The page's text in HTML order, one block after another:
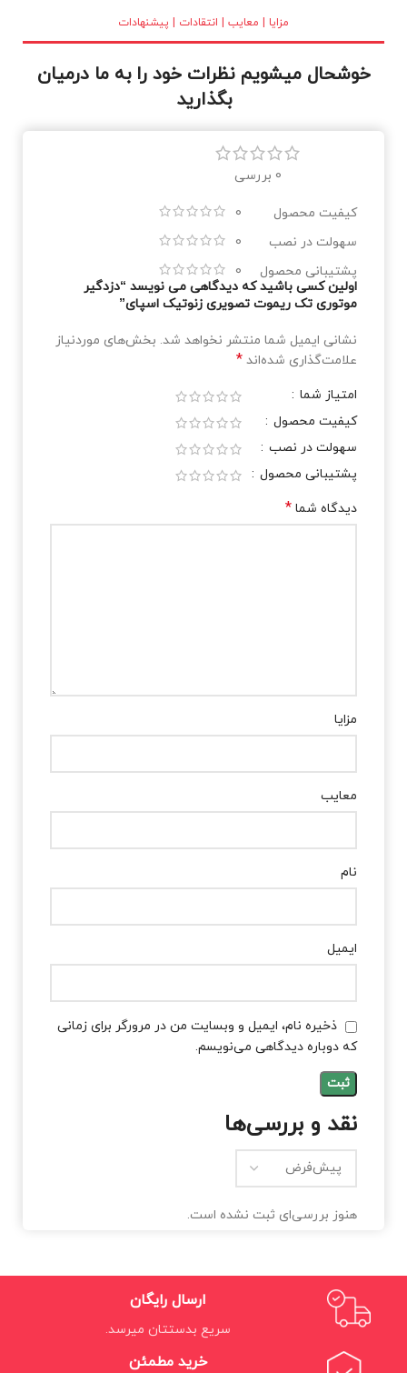
بازار عرضه شده اند. نور خوب و
طول عمر بالا از دلایل استقبال
مزایا | معایب | انتقادات | پیشنهادات
خوشحال میشویم نظرات خود را به ما درمیان
بگذارید
0 بررسی
کیفیت محصول
0
سهولت در نصب
0
پشتیبانی محصول
0
نقد و بررسی‌ها
هنوز بررسی‌ای ثبت نشده است.
اولین کسی باشید که دیدگاهی می نویسد “دزدگیر
موتوری تک ریموت تصویری زنوتیک اسپای”
نشانی ایمیل شما منتشر نخواهد شد. بخش‌های موردنیاز
علامت‌گذاری شده‌اند *
امتیاز شما
کیفیت محصول
سهولت در نصب
پشتیبانی محصول
دیدگاه شما *
مزایا
معایب
نام
ایمیل
ذخیره نام، ایمیل و وبسایت من در مرورگر برای زمانی
که دوباره دیدگاهی می‌نویسم.
ارسال رایگان
سریع بدستتان میرسد.
خرید مطمئن